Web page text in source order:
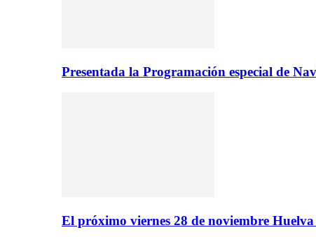
Presentada la Programación especial de
El próximo viernes 28 de noviembre